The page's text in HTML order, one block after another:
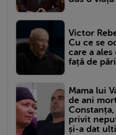
Victor
Cu ce se
care a
față de
Mama lui
de ani
privit
și-a dat